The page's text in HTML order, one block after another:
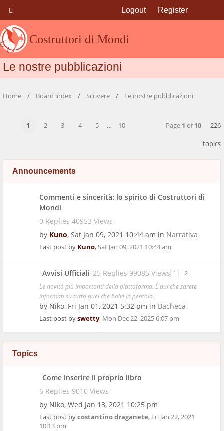
Costruttori di Mondi
Logout Register
Le nostre pubblicazioni
Home Board index Scrivere Le nostre pubblicazioni
1 2 3 4 5 … 10 Page 1 of10 226
topics
Announcements
Commenti e sincerità: lo spirito di Costruttori di
Mondi
0 Replies 40953 Views
by Kuno, Sat Jan 09, 2021 10:44 am in Narrativa
Last post by Kuno,Sat Jan 09, 2021 10:44 am
Avvisi Ufficiali 25 Replies 99085 Views 1 2
Le novità più importanti della piattaforma. È qui che sarete
informati su tutto quel che bolle in pentola.
by Niko, Fri Jan 01, 2021 5:32 pm in Bacheca
Last post byswetty, Mon Dec 22, 2025 6:07 pm
Topics
Come inserire il proprio libro
6 Replies 9010 Views
by Niko, Wed Jan 13, 2021 10:25 pm
Last post bycostantino draganete, Fri Jan 22, 2021
10:13 pm